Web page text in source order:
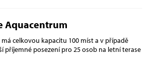
Aquacentrum
celkovou kapacitu 100 míst a v případě
příjemné posezení pro 25 osob na letní terase